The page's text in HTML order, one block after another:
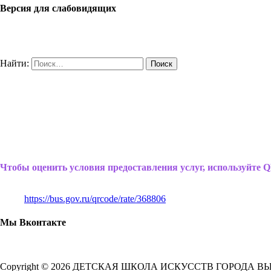
Версия для слабовидящих
Найти:
Чтобы оценить условия предоставления услуг, используйте
https://bus.gov.ru/qrcode/rate/368806
Мы Вконтакте
Copyright © 2026 ДЕТСКАЯ ШКОЛА ИСКУССТВ ГОРОДА